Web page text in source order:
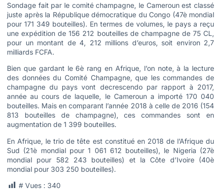
Sondage fait par le comité champagne, le Cameroun est classé
juste après la République démocratique du Congo (47è mondial
pour 171 349 bouteilles). En termes de volumes, le pays a reçu
une expédition de 156 212 bouteilles de champagne de 75 CL,
pour un montant de 4, 212 millions d’euros, soit environ 2,7
milliards FCFA.
Bien que gardant le 6è rang en Afrique, l’on note, à la lecture
des données du Comité Champagne, que les commandes de
champagne du pays vont decrescendo par rapport à 2017,
année au cours de laquelle, le Cameroun a importé 170 040
bouteilles. Mais en comparant l’année 2018 à celle de 2016 (154
813 bouteilles de champagne), ces commandes sont en
augmentation de 1 399 bouteilles.
En Afrique, le trio de tête est constitué en 2018 de l’Afrique du
Sud (21è mondial pour 1 061 612 bouteilles), le Nigeria (27è
mondial pour 582 243 bouteilles) et la Côte d’Ivoire (40è
mondial pour 303 250 bouteilles).
# Vues : 340